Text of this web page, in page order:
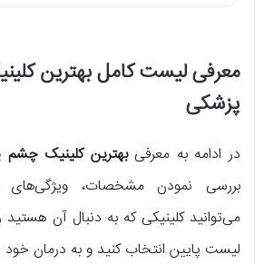
معرفی لیست کامل بهترین
پزشکی
در ادامه به معرفی بهترین کلینیک
بررسی نمودن مشخصات،
می‌توانید کلینیکی که به دنبال آن هستید
لیست پایین انتخاب کنید و به درمان